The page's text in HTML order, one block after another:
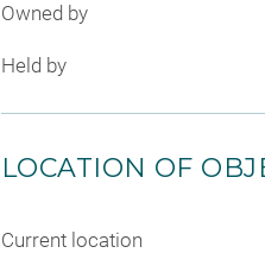
Owned by
Held by
LOCATION OF
Current location